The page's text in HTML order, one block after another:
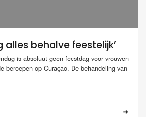
alles behalve feestelijk’
is absoluut geen feestdag voor vrouwen
beroepen op Curaçao. De behandeling van